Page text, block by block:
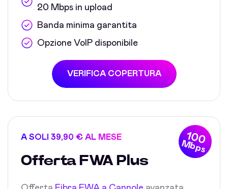
20 Mbps in upload
Banda minima garantita
Opzione VoIP disponibile
VERIFICA COPERTURA
100
Mbps
A SOLI 39,90 € AL MESE
Offerta FWA Plus